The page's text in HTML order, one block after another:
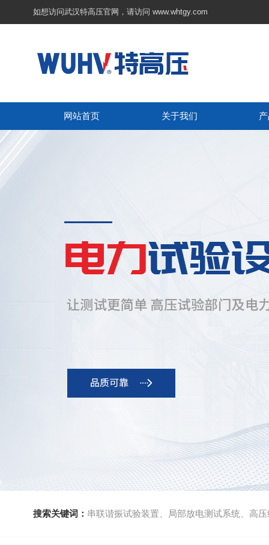
如想访问武汉特高压官网，请访问 www.whtgy.com
网站首页 关于我们
搜索关键词： 串联谐振试验装置、局部放电测试系统、高压